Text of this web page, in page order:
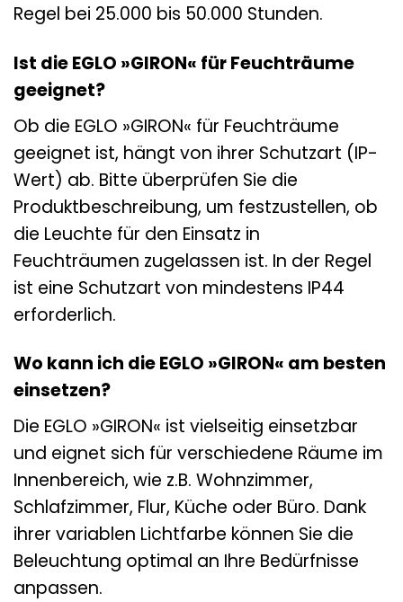
Regel bei 25.000 bis 50.000 Stunden.
Ist die EGLO »GIRON« für Feuchträume
geeignet?
Ob die EGLO »GIRON« für Feuchträume
geeignet ist, hängt von ihrer Schutzart (IP-
Wert) ab. Bitte überprüfen Sie die
Produktbeschreibung, um festzustellen, ob
die Leuchte für den Einsatz in
Feuchträumen zugelassen ist. In der Regel
ist eine Schutzart von mindestens IP44
erforderlich.
Wo kann ich die EGLO »GIRON« am besten
einsetzen?
Die EGLO »GIRON« ist vielseitig einsetzbar
und eignet sich für verschiedene Räume im
Innenbereich, wie z.B. Wohnzimmer,
Schlafzimmer, Flur, Küche oder Büro. Dank
ihrer variablen Lichtfarbe können Sie die
Beleuchtung optimal an Ihre Bedürfnisse
anpassen.